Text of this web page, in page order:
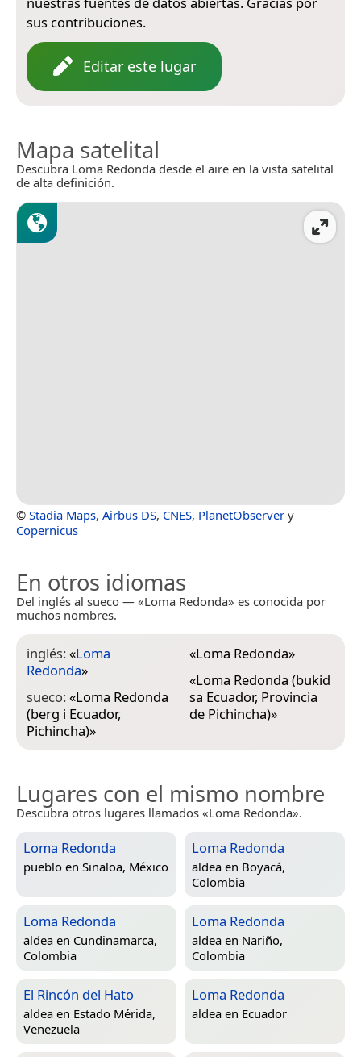
sus contribuciones.
Editar este lugar
Mapa satelital
Descubra Loma Redonda desde el aire en la vista satelital
de alta definición.
© Stadia Maps, Airbus DS, CNES, PlanetObserver y
Copernicus
En otros idiomas
Del inglés al sueco — «Loma Redonda» es conocida por
muchos nombres.
inglés:«Loma
Redonda»
sueco:«Loma Redonda
(berg i Ecuador,
Pichincha)»
«Loma Redonda»
«Loma Redonda (bukid
sa Ecuador, Provincia
de Pichincha)»
Lugares con el mismo nombre
Descubra otros lugares llamados «Loma Redonda».
Loma Redonda
pueblo en Sinaloa, México
Loma Redonda
aldea en Boyacá,
Colombia
Loma Redonda
aldea en Cundinamarca,
Colombia
Loma Redonda
aldea en Nariño,
Colombia
El Rincón del Hato
aldea en Estado Mérida,
Venezuela
Loma Redonda
aldea en Ecuador